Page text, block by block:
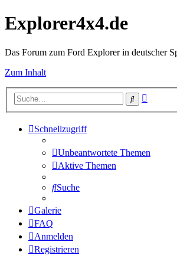
Explorer4x4.de
Das Forum zum Ford Explorer in deutscher
Zum Inhalt
Suche
Schnellzugriff
Unbeantwortete Themen
Aktive Themen
Suche
Galerie
FAQ
Anmelden
Registrieren